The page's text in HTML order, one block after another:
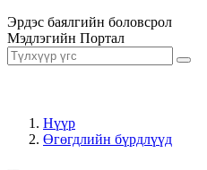
Эрдэс баялгийн боловсрол
Мэдлэгийн Портал
Нүүр
Өгөгдлийн бүрдлүүд